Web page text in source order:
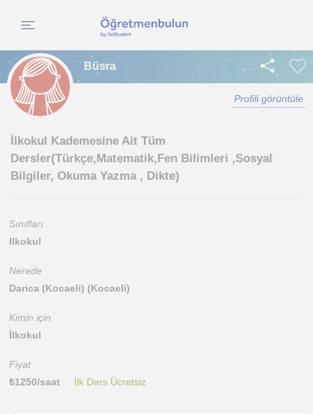
Büsra
Profili görüntüle
İlkokul Kademesine Ait Tüm
Dersler(Türkçe,Matematik,Fen Bilimleri ,Sosyal
Bilgiler, Okuma Yazma , Dikte)
Sınıfları
Ilkokul
Nerede
Darica (Kocaeli) (Kocaeli)
Kimin için
İlkokul
Fiyat
₺1250/saat İlk Ders Ücretsiz